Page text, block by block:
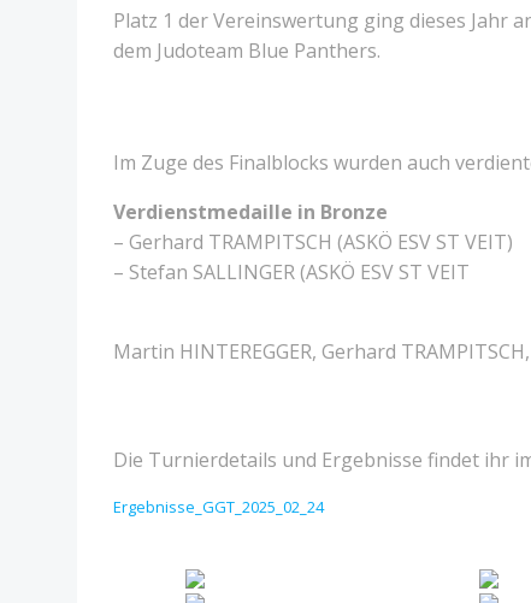
Platz 1 der Vereinswertung ging dieses Jahr
dem Judoteam Blue Panthers.
Im Zuge des Finalblocks wurden auch
Verdienstmedaille in Bronze
– Gerhard TRAMPITSCH (ASKÖ ESV ST VEIT)
– Stefan SALLINGER (ASKÖ ESV ST VEIT
Martin HINTEREGGER, Gerhard
Die Turnierdetails und Ergebnisse findet ihr
Ergebnisse_GGT_2025_02_24